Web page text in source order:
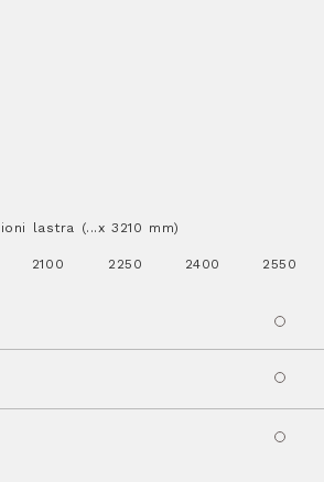
lastra (...x 3210 mm)
2100 2250 2400 2550